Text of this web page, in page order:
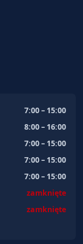
7:00 – 15:00
8:00 – 16:00
7:00 – 15:00
7:00 – 15:00
7:00 – 15:00
zamknięte
zamknięte